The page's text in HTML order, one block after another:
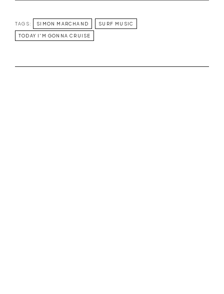
TAGS: SIMON MARCHAND SURF MUSIC
TODAY I'M GONNA CRUISE